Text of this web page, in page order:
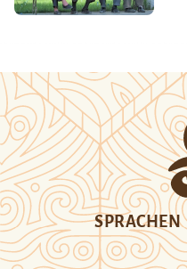
SPRACHEN